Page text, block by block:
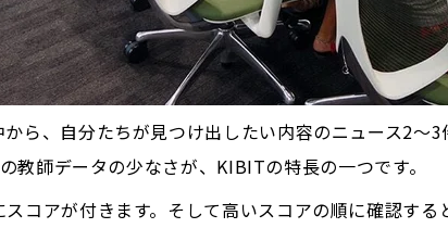
ら、自分たちが見つけ出したい内容のニュース2～
教師データの少なさが、KIBITの特長の一つです。
コアが付きます。そして高いスコアの順に確認す